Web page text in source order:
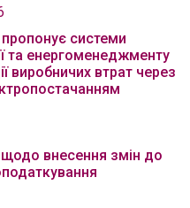
пропонує системи
та енергоменеджменту
виробничих втрат через
внесення змін до